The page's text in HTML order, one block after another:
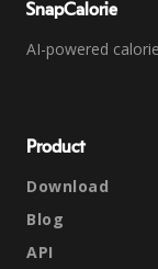
SnapCalorie
AI-powered
Product
Download
Blog
API